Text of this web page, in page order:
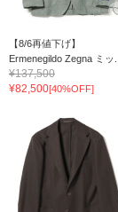
【8/6再値下げ】
Ermenegildo Zegna ミッ...
¥137,500
¥82,500[40%OFF]